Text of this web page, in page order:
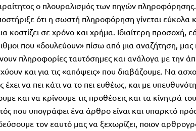
ο πλουραλισμός των πηγών
ότι η σωστή πληροφόρηση γίνεται
κοστίζει σε χρόνο και χρήμα. Ιδιαίτερη προσοχή,
που «δουλεύουν» πίσω από μια αναζήτηση, μας
πληροφορίες ταυτόσημες και ανάλογα με την
και για τις «απόψεις» που διαβάζουμε. Να
έχει να πει κάτι να το πει ευθέως, και με
και να κρίνουμε τις προθέσεις και τα κίνητρά
που υπογράφει ένα άρθρο είναι και υπαρκτό
τον εαυτό μας να ξεχωρίζει, ποιον